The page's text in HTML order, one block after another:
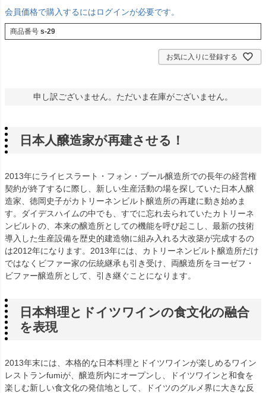
会員価格で購入するにはログインが必要です。
商品番号 s-29
お気に入りに登録する
申し訳ございません。ただいま在庫がございません。
日本人醸造家が再建させる！
2013年にライヒスラート・フォン・ブール醸造所での長年の経営権
契約が終了するに際し、新しい生産活動の場を探していた日本人醸
造家、徳岡史子がカトリーネンビルト醸造所の再建に動き始めま
す。ダイデスハイムの中でも、すでに忘れ去られていたカトリーネ
ンビルトの、本来の醸造所としての機能を呼び起こし、最新の技術
導入した生産設備を歴史的建造物に組み入れる大改築が完成するの
は2012年になります。2013年には、カトリーネンビルト醸造所だけ
ではなくビファー家の伝統継承も引き受け、両醸造所をヨーゼフ・
ビファー醸造所として、引き継ぐことになります。
日本料理とドイツワインの食文化の融合
を表現
2013年末には、本格的な日本料理とドイツワインが楽しめるワイン
レストランfumiが、醸造所内にオープンし、ドイツワインと和食を
楽しむ新しい食文化の発信地として、ドイツのグルメ界に大きな反